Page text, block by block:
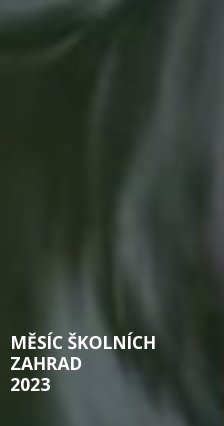
MĚSÍC ŠKOLNÍCH
ZAHRAD
2023